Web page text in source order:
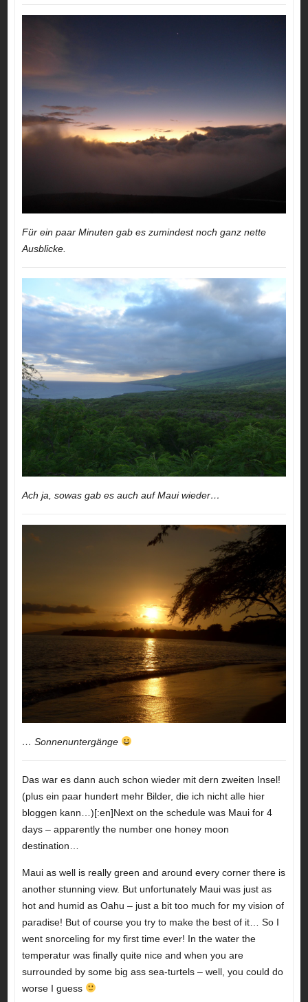
Für ein paar Minuten gab es zumindest noch ganz nette
Ausblicke.
Ach ja, sowas gab es auch auf Maui wieder…
… Sonnenuntergänge
Das war es dann auch schon wieder mit dern zweiten Insel!
(plus ein paar hundert mehr Bilder, die ich nicht alle hier
bloggen kann…)[:en]Next on the schedule was Maui for 4
days – apparently the number one honey moon
destination…
Maui as well is really green and around every corner there is
another stunning view. But unfortunately Maui was just as
hot and humid as Oahu – just a bit too much for my vision of
paradise! But of course you try to make the best of it… So I
went snorceling for my first time ever! In the water the
temperatur was finally quite nice and when you are
surrounded by some big ass sea-turtels – well, you could do
worse I guess